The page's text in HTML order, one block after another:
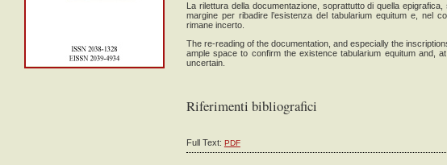
La rilettura della documentazione, soprattutto di quella
margine per ribadire l’esistenza del tabularium equitum e, nel
rimane incerto.
The re-reading of the documentation, and especially the
ample space to confirm the existence tabularium equitum and,
uncertain.
Riferimenti bibliografici
Full Text: PDF